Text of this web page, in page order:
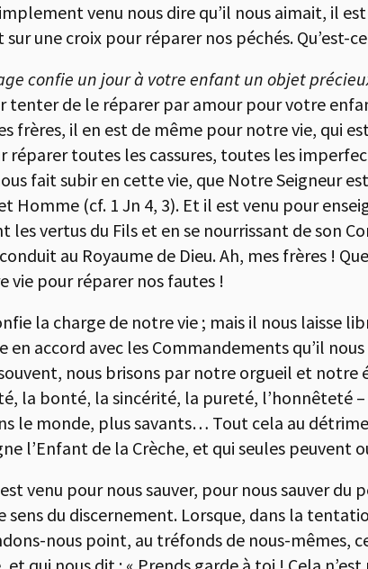
venu nous dire qu’il nous aimait, il
une croix pour réparer nos péchés. Qu’est-
confie un jour à votre enfant un objet
de le réparer par amour pour votre
frères, il en est de même pour notre vie, qui
réparer toutes les cassures, toutes les
fait subir en cette vie, que Notre Seigneur
Homme (cf. 1 Jn 4, 3). Et il est venu pour
les vertus du Fils et en se nourrissant de son
au Royaume de Dieu. Ah, mes frères !
vie pour réparer nos fautes !
la charge de notre vie ; mais il nous laisse
accord avec les Commandements qu’il
nous brisons par notre orgueil et notre
la bonté‚ la sincérité, la pureté, l’honnêteté
le monde, plus savants… Tout cela au
l’Enfant de la Crèche, et qui seules peuvent
venu pour nous sauver, pour nous sauver
sens du discernement. Lorsque, dans la
nous point, au tréfonds de nous-